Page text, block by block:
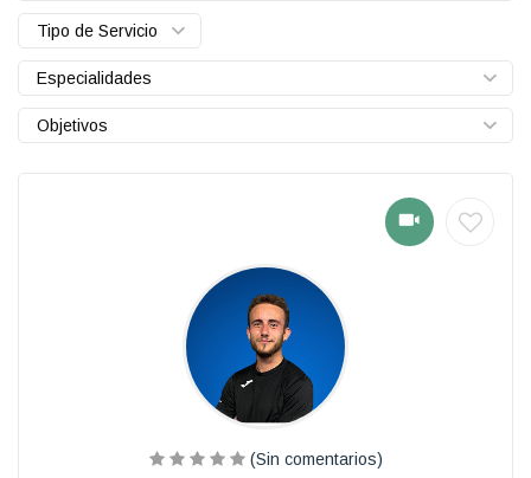
Tipo de Servicio
Especialidades
Objetivos
(Sin comentarios)